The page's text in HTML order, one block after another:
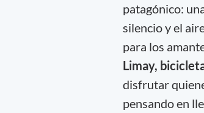
patagónico:
silencio y el
para los
Limay,
disfrutar
pensando en